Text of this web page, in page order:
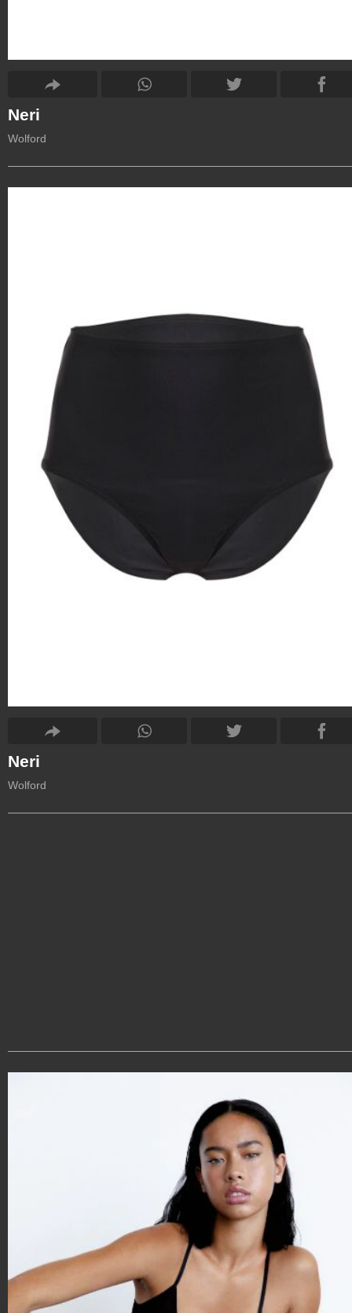
Neri
Wolford
Neri
Wolford